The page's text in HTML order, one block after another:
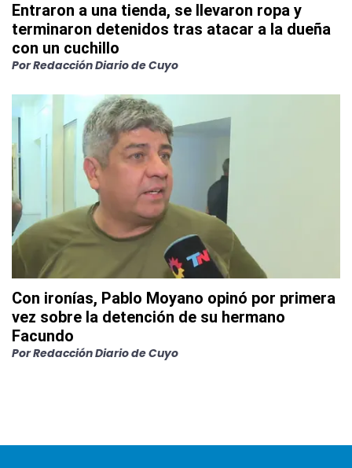
Entraron a una tienda, se llevaron ropa y
terminaron detenidos tras atacar a la dueña
con un cuchillo
PorRedacción Diario de Cuyo
Con ironías, Pablo Moyano opinó por primera
vez sobre la detención de su hermano
Facundo
PorRedacción Diario de Cuyo